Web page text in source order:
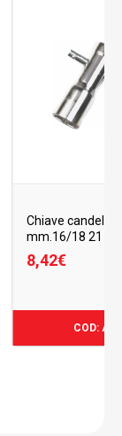
Chiave candela
mm.16/18 21
8,42€
COD: